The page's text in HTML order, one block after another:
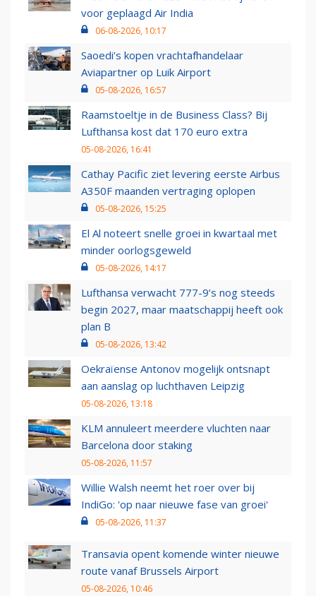
voor geplaagd Air India
06-08-2026, 10:17
Saoedi’s kopen vrachtafhandelaar
Aviapartner op Luik Airport
05-08-2026, 16:57
Raamstoeltje in de Business Class? Bij
Lufthansa kost dat 170 euro extra
05-08-2026, 16:41
Cathay Pacific ziet levering eerste Airbus
A350F maanden vertraging oplopen
05-08-2026, 15:25
El Al noteert snelle groei in kwartaal met
minder oorlogsgeweld
05-08-2026, 14:17
Lufthansa verwacht 777-9’s nog steeds
begin 2027, maar maatschappij heeft ook
plan B
05-08-2026, 13:42
Oekraïense Antonov mogelijk ontsnapt
aan aanslag op luchthaven Leipzig
05-08-2026, 13:18
KLM annuleert meerdere vluchten naar
Barcelona door staking
05-08-2026, 11:57
Willie Walsh neemt het roer over bij
IndiGo: 'op naar nieuwe fase van groei'
05-08-2026, 11:37
Transavia opent komende winter nieuwe
route vanaf Brussels Airport
05-08-2026, 10:46